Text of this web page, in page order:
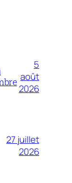
5
août
2026
27 juillet
2026